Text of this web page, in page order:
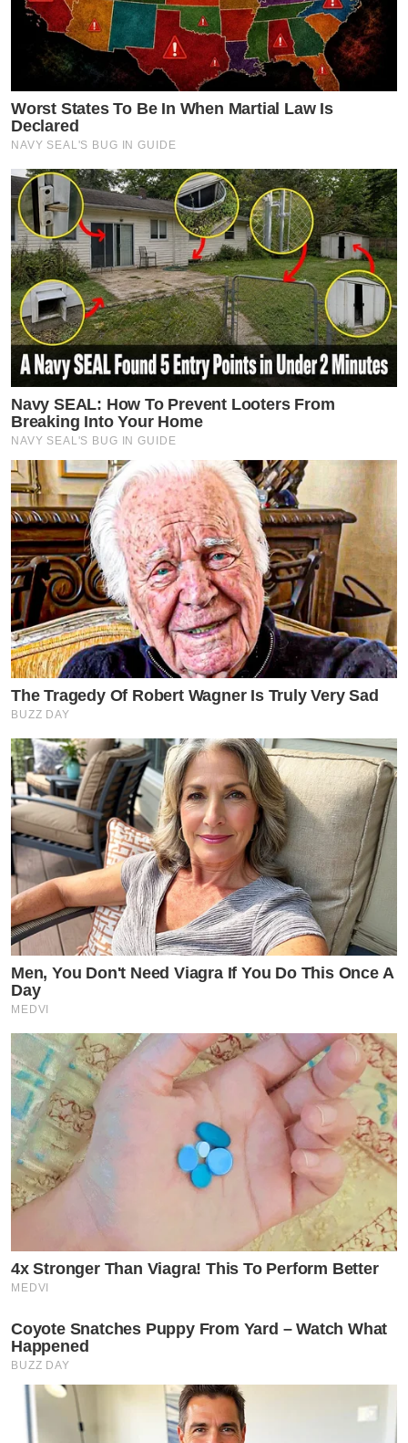
Worst States To Be In When Martial Law Is
Declared
NAVY SEAL'S BUG IN GUIDE
Navy SEAL: How To Prevent Looters From
Breaking Into Your Home
NAVY SEAL'S BUG IN GUIDE
The Tragedy Of Robert Wagner Is Truly Very Sad
BUZZ DAY
Men, You Don't Need Viagra If You Do This Once A
Day
MEDVI
4x Stronger Than Viagra! This To Perform Better
MEDVI
Coyote Snatches Puppy From Yard – Watch What
Happened
BUZZ DAY